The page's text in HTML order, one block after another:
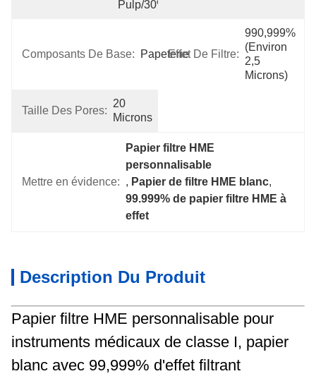
Pulp/30%Cotton
Composants De Base: PapeterieEffet De Filtre:
990,999%
(environ
2,5
Microns)
Taille Des Pores:
20
Microns
Mettre en évidence:
Papier filtre HME
personnalisable
, Papier de filtre HME blanc,
99.999% de papier filtre HME à
effet
Description Du Produit
Papier filtre HME personnalisable pour
instruments médicaux de classe I, papier
blanc avec 99,999% d'effet filtrant